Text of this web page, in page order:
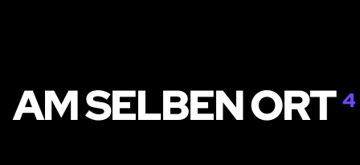
AM SELBEN ORT 4